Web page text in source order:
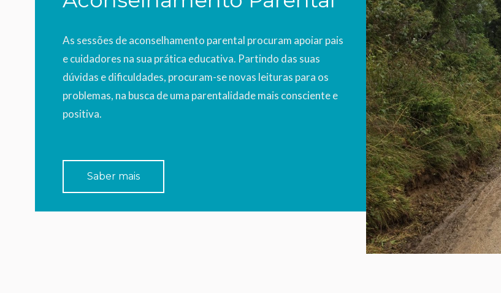
As sessões de aconselhamento parental procuram apoiar pais
e cuidadores na sua prática educativa. Partindo das suas
dúvidas e dificuldades, procuram-se novas leituras para os
problemas, na busca de uma parentalidade mais consciente e
positiva.
Saber mais